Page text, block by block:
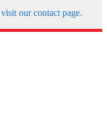
our contact page.